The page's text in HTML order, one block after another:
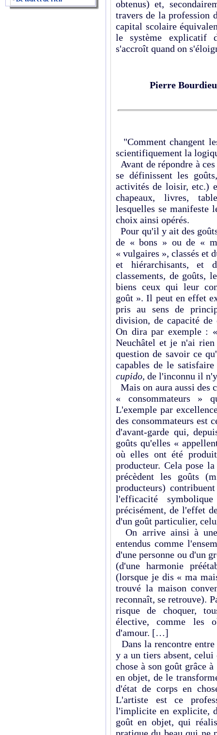
obtenus) et,
travers de la profession
capital scolaire
le système explicatif
s'accroît quand on
Pierre Bourdieu
"Comment changent
scientifiquement la
Avant de répondre à
se définissent les
activités de loisir, etc.)
chapeaux, livres,
lesquelles se manifeste
choix ainsi opérés.
Pour qu'il y ait des
de « bons » ou de «
« vulgaires », classés et
et hiérarchisants, et
classements, de goûts,
biens ceux qui leur
goût ». Il peut en effet
pris au sens de
division, de capacité de
On dira par exemple :
Neuchâtel et je n'ai
question de savoir ce
capables de le
cupido, de l'inconnu il
Mais on aura aussi des
« consommateurs »
L'exemple par
des consommateurs est
d'avant-garde qui,
goûts qu'elles «
où elles ont été
producteur. Cela pose
précèdent les goûts
producteurs)
l'efficacité
précisément, de l'effet
d'un goût particulier,
On arrive ainsi à
entendus comme
d'une personne ou d'un
(d'une harmonie
(lorsque je dis « ma
trouvé la maison
reconnaît, se retrouve).
risque de choquer,
élective, comme les
d'amour. […]
Dans la rencontre
y a un tiers absent,
chose à son goût grâce
en objet, de le
d'état de corps en
L'artiste est ce
l'implicite en explicite,
goût en objet, qui